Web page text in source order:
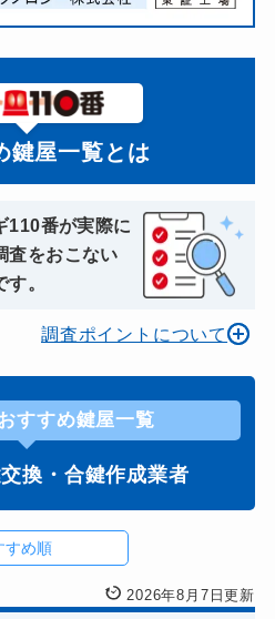
鍵屋一覧とは
110番が実際に
査をおこない
。
調査ポイントについて
すすめ鍵屋一覧
換・合鍵作成業者
2026年8月7日更新